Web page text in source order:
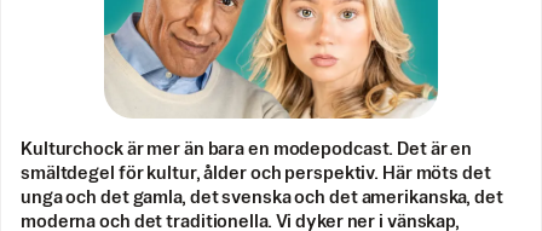
Kulturchock är mer än bara en modepodcast. Det är en
smältdegel för kultur, ålder och perspektiv. Här möts det
unga och det gamla, det svenska och det amerikanska, det
moderna och det traditionella. Vi dyker ner i vänskap,